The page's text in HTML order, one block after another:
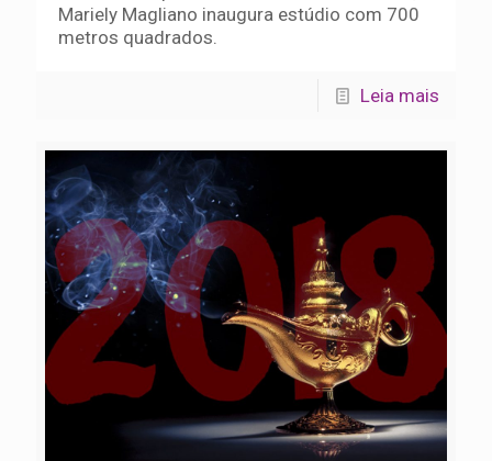
Mariely Magliano inaugura estúdio com 700
metros quadrados.
Leia mais